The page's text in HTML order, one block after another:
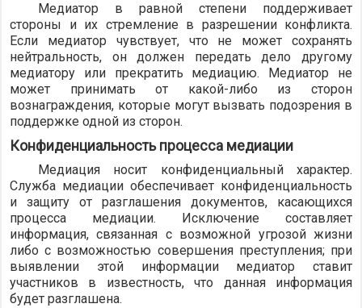
Медиатор в равной степени поддерживает
стороны и их стремление в разрешении конфликта.
Если медиатор чувствует, что не может сохранять
нейтральность, он должен передать дело другому
медиатору или прекратить медиацию. Медиатор не
может принимать от какой-либо из сторон
вознаграждения, которые могут вызвать подозрения в
поддержке одной из сторон.
Конфиденциальность процесса медиации
Медиация носит конфиденциальный характер.
Служба медиации обеспечивает конфиденциальность
и защиту от разглашения документов, касающихся
процесса медиации. Исключение составляет
информация, связанная с возможной угрозой жизни
либо с возможностью совершения преступления; при
выявлении этой информации медиатор ставит
участников в известность, что данная информация
будет разглашена.